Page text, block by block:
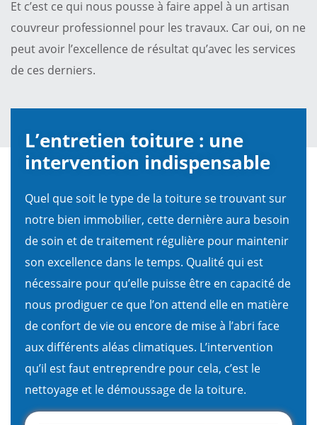
Et c’est ce qui nous pousse à faire appel à un artisan
couvreur professionnel pour les travaux. Car oui, on ne
peut avoir l’excellence de résultat qu’avec les services
de ces derniers.
L’entretien toiture : une
intervention indispensable
Quel que soit le type de la toiture se trouvant sur
notre bien immobilier, cette dernière aura besoin
de soin et de traitement régulière pour maintenir
son excellence dans le temps. Qualité qui est
nécessaire pour qu’elle puisse être en capacité de
nous prodiguer ce que l’on attend elle en matière
de confort de vie ou encore de mise à l’abri face
aux différents aléas climatiques. L’intervention
qu’il est faut entreprendre pour cela, c’est le
nettoyage et le démoussage de la toiture.